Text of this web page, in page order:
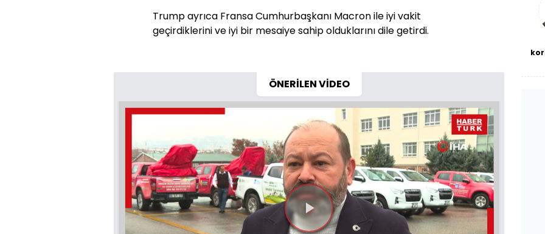
Trump ayrıca Fransa Cumhurbaşkanı Macron ile iyi vakit
geçirdiklerini ve iyi bir mesaiye sahip olduklarını dile getirdi.
ÖNERİLEN VİDEO
Videoyu